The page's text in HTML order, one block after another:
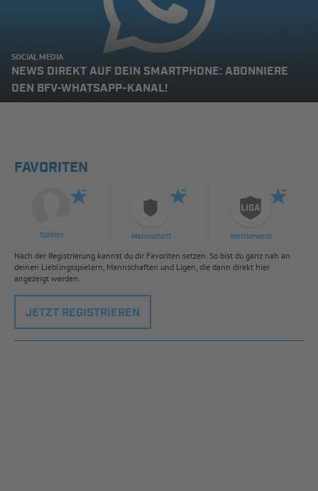
SOCIAL MEDIA
NEWS DIREKT AUF DEIN SMARTPHONE: ABONNIERE
DEN BFV-WHATSAPP-KANAL!
FAVORITEN
Spieler Mannschaft Wettbewerb
Nach der Registrierung kannst du dir Favoriten setzen. So bist du ganz nah an
deinen Lieblingsspielern, Mannschaften und Ligen, die dann direkt hier
angezeigt werden.
JETZT REGISTRIEREN